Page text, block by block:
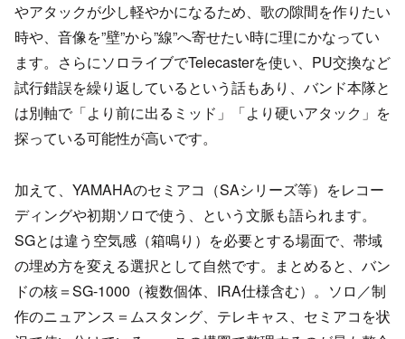
やアタックが少し軽やかになるため、歌の隙間を作りたい
時や、音像を”壁”から”線”へ寄せたい時に理にかなってい
ます。さらにソロライブでTelecasterを使い、PU交換など
試行錯誤を繰り返しているという話もあり、バンド本隊と
は別軸で「より前に出るミッド」「より硬いアタック」を
探っている可能性が高いです。
加えて、YAMAHAのセミアコ（SAシリーズ等）をレコー
ディングや初期ソロで使う、という文脈も語られます。
SGとは違う空気感（箱鳴り）を必要とする場面で、帯域
の埋め方を変える選択として自然です。まとめると、バン
ドの核＝SG-1000（複数個体、IRA仕様含む）。ソロ／制
作のニュアンス＝ムスタング、テレキャス、セミアコを状